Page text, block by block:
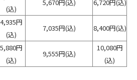
(込)
5,670円(込) 6,720円(込)
4,935円
(込)
7,035円(込) 8,400円(込)
5,880円
(込)
9,555円(込)
10,080円
(込)